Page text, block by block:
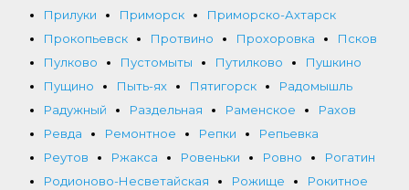
Прилуки
Приморск
Приморско-Ахтарск
Прокопьевск
Протвино Прохоровка
Псков
Пулково
Пустомыты Путилково
Пушкино
Пущино
Пыть-ях Пятигорск
Радомышль
Радужный
Раздельная Раменское
Рахов
Ревда
Ремонтное Репки
Репьевка
Реутов
Ржакса Ровеньки Ровно
Рогатин
Родионово-Несветайская
Рожище
Рокитное